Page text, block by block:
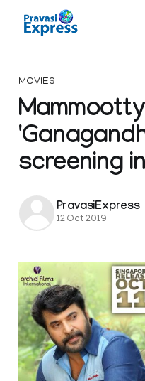
MOVIES
screening
PravasiExpress
12 Oct 2019